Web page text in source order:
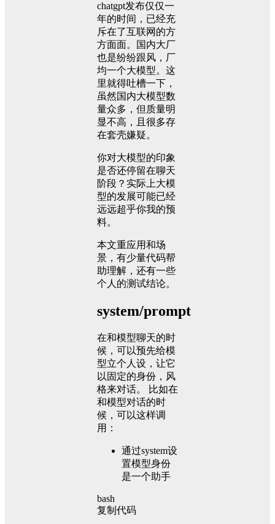
chatgpt发布仅仅一
年的时间，已经充
斥在了互联网的方
方面面。国内大厂
也是纷纷跟风，厂
均一个大模型。这
里就得吐槽一下，
虽然国内大模型数
量众多，但质量明
显不高，且很多存
在套壳嫌疑。
你对大模型的印象
是否还停留在聊天
阶段？实际上大模
型的发展可能已经
远远超乎你我的预
料。
本文重应用和场
景，有少量代码帮
助理解，还有一些
个人的测试结论。
system/prompt
在和模型聊天的时
候，可以预先给模
型立个人设，让它
以固定的身份，风
格来对话。 比如在
和模型对话的时
候，可以这样调
用：
通过system设
置模型身份
是一个助手
bash
复制代码